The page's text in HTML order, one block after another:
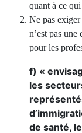
quant à ce
Ne pas exiger
n’est pas
pour les
f) «
les
de santé,